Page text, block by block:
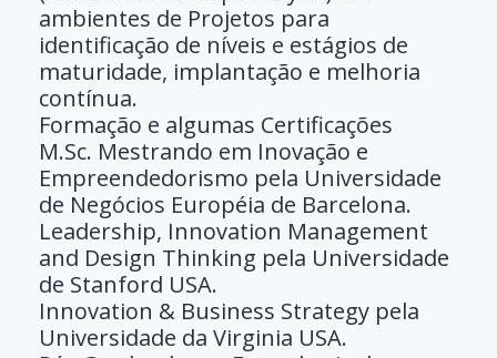
ambientes de Projetos para
identificação de níveis e estágios de
maturidade, implantação e melhoria
contínua.
Formação e algumas Certificações
M.Sc. Mestrando em Inovação e
Empreendedorismo pela Universidade
de Negócios Européia de Barcelona.
Leadership, Innovation Management
and Design Thinking pela Universidade
de Stanford USA.
Innovation & Business Strategy pela
Universidade da Virginia USA.